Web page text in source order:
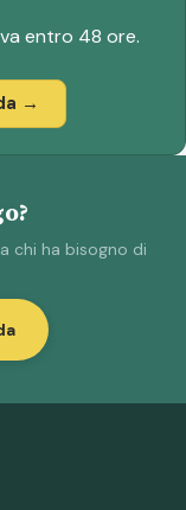
entro 48 ore.
→
chi ha bisogno di